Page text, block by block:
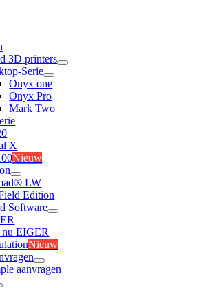
3D printers
Serie
Onyx one
Onyx Pro
Mark Two
X
Nieuw
LW
Edition
Software
nu EIGER
Nieuw
aanvragen